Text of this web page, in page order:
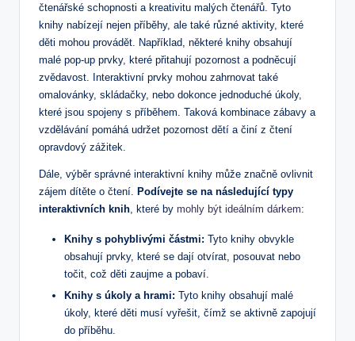
čtenářské schopnosti a kreativitu malých čtenářů. Tyto
knihy nabízejí nejen příběhy, ale také různé aktivity, které
děti mohou provádět. Například, některé knihy obsahují
malé pop-up prvky, které přitahují pozornost a podněcují
zvědavost. Interaktivní prvky mohou zahrnovat také
omalovánky, skládačky, nebo dokonce jednoduché úkoly,
které jsou spojeny s příběhem. Taková kombinace zábavy a
vzdělávání pomáhá udržet pozornost dětí a činí z čtení
opravdový zážitek.
Dále, výběr správné interaktivní knihy může značně ovlivnit
zájem dítěte o čtení. Podívejte se na následující typy
interaktivních knih , které by mohly být ideálním dárkem:
Knihy s pohyblivými částmi: Tyto knihy obvykle
obsahují prvky, které se dají otvírat, posouvat nebo
točit, což děti zaujme a pobaví.
Knihy s úkoly a hrami: Tyto knihy obsahují malé
úkoly, které děti musí vyřešit, čímž se aktivně zapojují
do příběhu.